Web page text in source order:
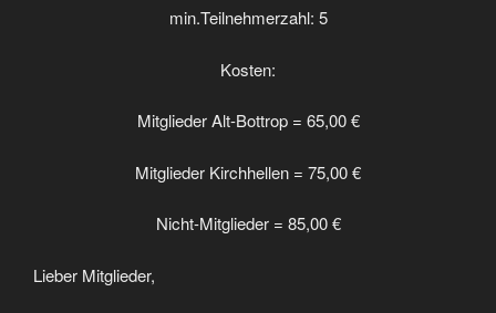
min.Teilnehmerzahl: 5
Kosten:
Mitglieder Alt-Bottrop = 65,00 €
Mitglieder Kirchhellen = 75,00 €
Nicht-Mitglieder = 85,00 €
Lieber Mitglieder,